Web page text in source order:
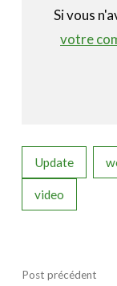
Si vous
votre
Update
video
Post précédent